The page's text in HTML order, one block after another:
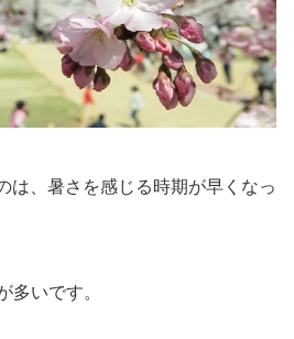
は、暑さを感じる時期が早くなっ
いです。